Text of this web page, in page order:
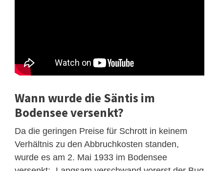
Wann wurde die Säntis im
Bodensee versenkt?
Da die geringen Preise für Schrott in keinem
Verhältnis zu den Abbruchkosten standen,
wurde es am 2. Mai 1933 im Bodensee